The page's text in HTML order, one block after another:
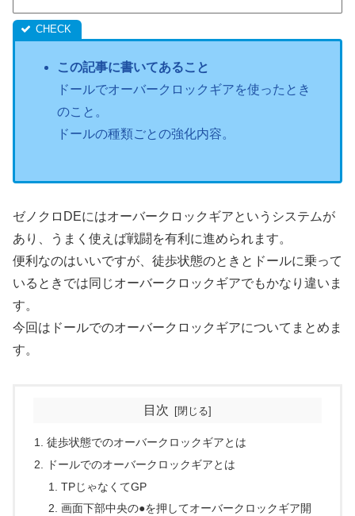
この記事に書いてあること
ドールでオーバークロックギアを使ったとき
のこと。
ドールの種類ごとの強化内容。
ゼノクロDEにはオーバークロックギアというシステムが
あり、うまく使えば戦闘を有利に進められます。
便利なのはいいですが、徒歩状態のときとドールに乗って
いるときでは同じオーバークロックギアでもかなり違いま
す。
今回はドールでのオーバークロックギアについてまとめま
す。
目次
徒歩状態でのオーバークロックギアとは
ドールでのオーバークロックギアとは
TPじゃなくてGP
画面下部中央の●を押してオーバークロックギア開